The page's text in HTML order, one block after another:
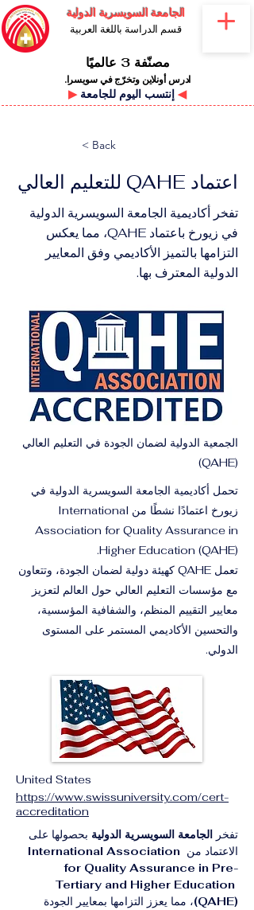
الجامعة السويسرية الدولية
قسم الدراسة باللغة العربية
مصنّفة 3 عالميًا
ادرس أونلاين وتخرّج في سويسرا.
▶ ◀
< Back
اعتماد QAHE للتعليم العالي
تفخر أكاديمية الجامعة السويسرية الدولية
في زيورخ باعتماد QAHE، مما يعكس
التزامها بالتميز الأكاديمي وفق المعايير
الدولية المعترف بها.
الجمعية الدولية لضمان الجودة في التعليم العالي
(QAHE)
تحمل أكاديمية الجامعة السويسرية الدولية في
زيورخ اعتمادًا نشطًا من International
Association for Quality Assurance in
Higher Education (QAHE).
تعمل QAHE كهيئة دولية لضمان الجودة، وتتعاون
مع مؤسسات التعليم العالي حول العالم لتعزيز
معايير التقييم المنظم، والشفافية المؤسسية،
والتحسين الأكاديمي المستمر على المستوى
الدولي.
United States
https://www.swissuniversity.com/cert-
accreditation
تفخر الجامعة السويسرية الدولية بحصولها على
الاعتماد من International Association
for Quality Assurance in Pre-
Tertiary and Higher Education
(QAHE)، مما يعزز التزامها بمعايير الجودة